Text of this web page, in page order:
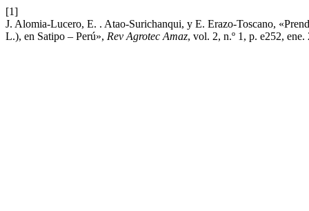
[1]
J. Alomia-Lucero, E. . Atao-Surichanqui, y E. Erazo-Toscano,
L.), en Satipo – Perú», Rev Agrotec Amaz, vol. 2, n.º 1, p. e252, ene.